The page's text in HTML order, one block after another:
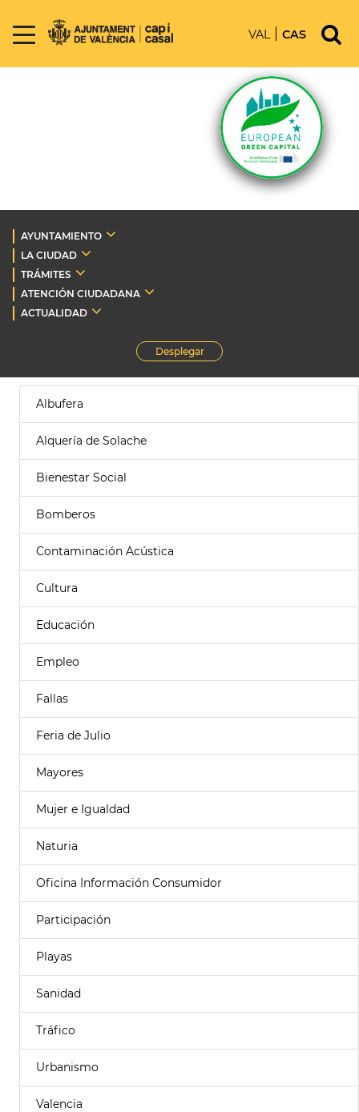
VAL CAS
AYUNTAMIENTO
LA CIUDAD
TRÁMITES
ATENCIÓN CIUDADANA
ACTUALIDAD
Desplegar
Albufera
Alquería de Solache
Bienestar Social
Bomberos
Contaminación Acústica
Cultura
Educación
Empleo
Fallas
Feria de Julio
Mayores
Mujer e Igualdad
Naturia
Oficina Información Consumidor
Participación
Playas
Sanidad
Tráfico
Urbanismo
Valencia